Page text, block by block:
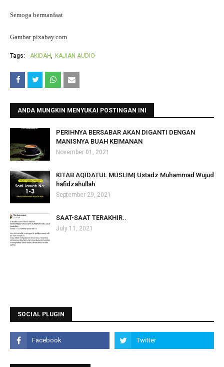
Semoga bermanfaat
Gambar pixabay.com
Tags: AKIDAH KAJIAN AUDIO
ANDA MUNGKIN MENYUKAI POSTINGAN INI
PERIHNYA BERSABAR AKAN DIGANTI DENGAN
MANISNYA BUAH KEIMANAN
November 01, 2021
KITAB AQIDATUL MUSLIM| Ustadz Muhammad Wujud
hafidzahullah
September 29, 2021
SAAT-SAAT TERAKHIR..
July 11, 2021
SOCIAL PLUGIN